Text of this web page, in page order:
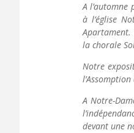
A l’automne
à l’église
Apartament.
la chorale
Notre
A Notre-
devant une